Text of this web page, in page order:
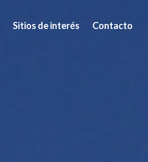
Sitios de interés Contacto